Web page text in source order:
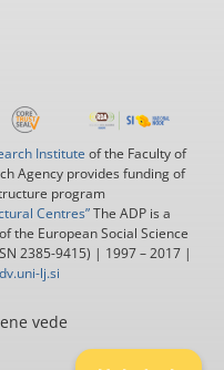
vede
Institute of the Faculty of
Agency provides funding of
program
Centres”The ADP is a
the European Social Science
2385-9415) | 1997 – 2017 |
lj.si